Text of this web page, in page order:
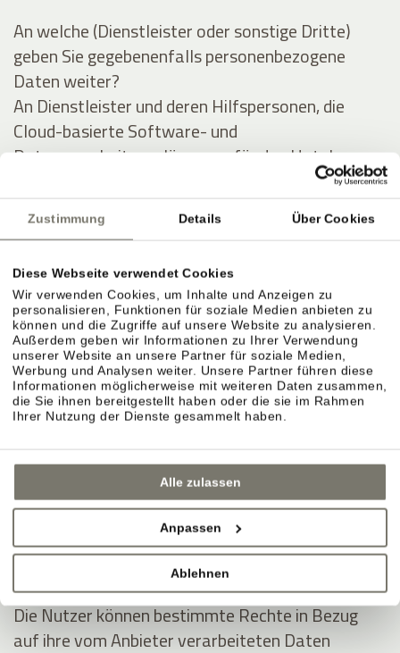
Zustimmung Details Über Cookies
Diese Webseite verwendet Cookies
Wir verwenden Cookies, um Inhalte und Anzeigen zu
personalisieren, Funktionen für soziale Medien anbieten zu
können und die Zugriffe auf unsere Website zu analysieren.
Außerdem geben wir Informationen zu Ihrer Verwendung
unserer Website an unsere Partner für soziale Medien,
Werbung und Analysen weiter. Unsere Partner führen diese
Informationen möglicherweise mit weiteren Daten zusammen,
die Sie ihnen bereitgestellt haben oder die sie im Rahmen
Ihrer Nutzung der Dienste gesammelt haben.
Alle zulassen
Anpassen
Ablehnen
An welche (Dienstleister oder sonstige Dritte)
geben Sie gegebenenfalls personenbezogene
Daten weiter?
An Dienstleister und deren Hilfspersonen, die
Cloud-basierte Software- und
Datenverarbeitungslösungen für das Hotel
anbieten, und im Auftrag des Hotels Daten des
Gastes (zu obigen Zwecken) auswerten und
verarbeiten.
Ausführliche Angaben über die Verarbeitung
personenbezogener Daten
Personenbezogene Daten werden zu folgenden
Zwecken unter Inanspruchnahme folgender
Dienstleistungen erhoben:
Analytik
Anzeigen von Inhalten externer Plattformen
Kontaktieren des Nutzers
Die Rechte der Nutzer
Die Nutzer können bestimmte Rechte in Bezug
auf ihre vom Anbieter verarbeiteten Daten